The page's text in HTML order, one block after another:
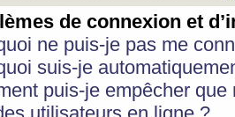
de connexion et
ne puis-je pas me
suis-je
puis-je empêcher